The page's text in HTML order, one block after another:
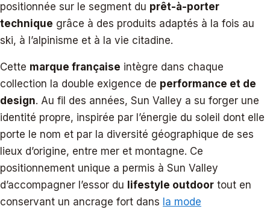
positionnée sur le segment du prêt-à-porter
technique grâce à des produits adaptés à la fois au
ski, à l’alpinisme et à la vie citadine.
Cette marque française intègre dans chaque
collection la double exigence de performance et de
design. Au fil des années, Sun Valley a su forger une
identité propre, inspirée par l’énergie du soleil dont elle
porte le nom et par la diversité géographique de ses
lieux d’origine, entre mer et montagne. Ce
positionnement unique a permis à Sun Valley
d’accompagner l’essor du lifestyle outdoor tout en
conservant un ancrage fort dans la mode